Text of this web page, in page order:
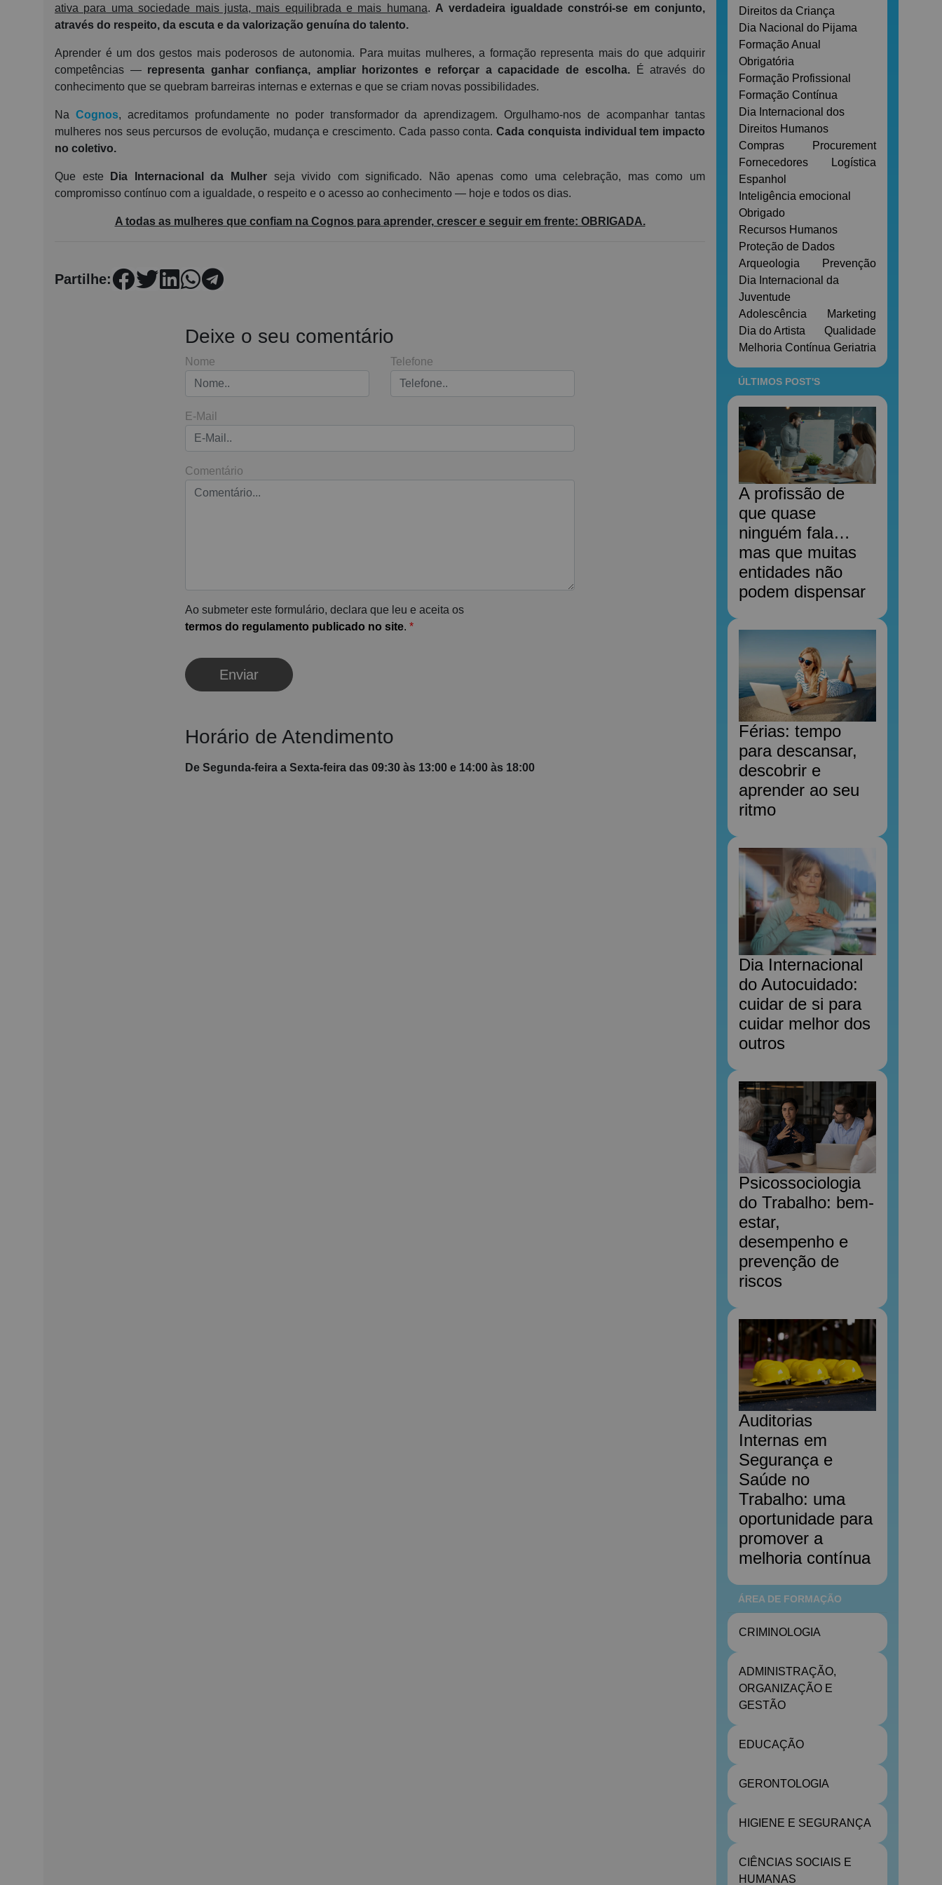
Direitos da Criança
Dia Nacional do Pijama
Formação Anual
Obrigatória
Formação Profissional
Formação Contínua
Dia Internacional dos
Direitos Humanos
Compras
Procurement
Fornecedores
Logística
Espanhol
Inteligência emocional
Obrigado
Recursos Humanos
Proteção de Dados
Arqueologia
Prevenção
Dia Internacional da
Juventude
Adolescência
Marketing
Dia do Artista
Qualidade
Melhoria Contínua Geriatria
ÚLTIMOS POST'S
A profissão de
que quase
ninguém fala…
mas que muitas
entidades não
podem dispensar
Férias: tempo
para descansar,
descobrir e
aprender ao seu
ritmo
Dia Internacional
do Autocuidado:
cuidar de si para
cuidar melhor dos
outros
Psicossociologia
do Trabalho: bem-
estar,
desempenho e
prevenção de
riscos
Auditorias
Internas em
Segurança e
Saúde no
Trabalho: uma
oportunidade para
promover a
melhoria contínua
ÁREA DE FORMAÇÃO
CRIMINOLOGIA
ADMINISTRAÇÃO,
ORGANIZAÇÃO E
GESTÃO
EDUCAÇÃO
GERONTOLOGIA
HIGIENE E SEGURANÇA
CIÊNCIAS SOCIAIS E
HUMANAS
ativa para uma sociedade mais justa, mais equilibrada e mais humana. A verdadeira igualdade constrói-se em conjunto,
através do respeito, da escuta e da valorização genuína do talento.
Aprender é um dos gestos mais poderosos de autonomia. Para muitas mulheres, a formação representa mais do que adquirir
competências — representa ganhar confiança, ampliar horizontes e reforçar a capacidade de escolha.É através do
conhecimento que se quebram barreiras internas e externas e que se criam novas possibilidades.
Na Cognos, acreditamos profundamente no poder transformador da aprendizagem. Orgulhamo-nos de acompanhar tantas
mulheres nos seus percursos de evolução, mudança e crescimento. Cada passo conta. Cada conquista individual tem impacto
no coletivo.
Que este Dia Internacional da Mulherseja vivido com significado. Não apenas como uma celebração, mas como um
compromisso contínuo com a igualdade, o respeito e o acesso ao conhecimento — hoje e todos os dias.
A todas as mulheres que confiam na Cognos para aprender, crescer e seguir em frente: OBRIGADA.
Partilhe:
Deixe o seu comentário
Nome Telefone
E-Mail
Comentário
Ao submeter este formulário, declara que leu e aceita os
termos do regulamento publicado no site. *
Enviar
Horário de Atendimento
De Segunda-feira a Sexta-feira das 09:30 às 13:00 e 14:00 às 18:00